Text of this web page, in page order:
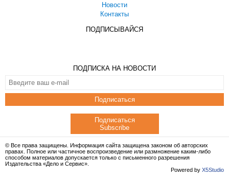
Новости
Контакты
ПОДПИСЫВАЙСЯ
ПОДПИСКА НА НОВОСТИ
Подписаться
Подписаться
Subscribe
© Все права защищены. Информация сайта защищена законом об авторских
правах. Полное или частичное воспроизведение или размножение каким-либо
способом материалов допускается только с письменного разрешения
Издательства «Дело и Сервис».
Powered by X5Studio